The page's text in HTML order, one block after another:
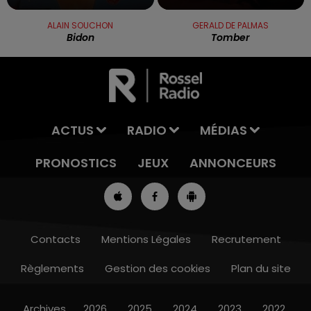
7h00 - 10h00
ALAIN SOUCHON
Bidon
GERALD DE PALMAS
Tomber
ACTUS RADIO
MÉDIAS
PRONOSTICS
JEUX ANNONCEURS
Contacts Mentions Légales
Recrutement
Règlements
Gestion des cookies Plan du site